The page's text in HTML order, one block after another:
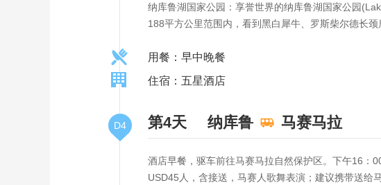
纳库鲁湖国家公园：享誉世界的纳库鲁湖国家公园
188平方公里范围内，看到黑白犀牛、罗斯柴尔德长颈
用餐：早中晚餐
住宿：五星酒店
D4 第4天 纳库鲁 马赛马拉
酒店早餐，驱车前往马赛马拉自然保护区。下午16：
USD45人，含接送，马赛人歌舞表演；建议携带送给